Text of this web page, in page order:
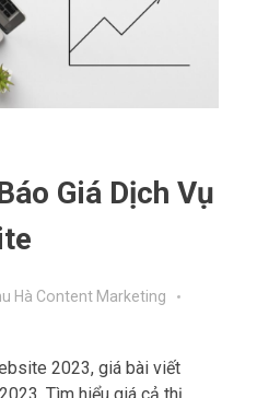
Giá Dịch Vụ
Hà Content Marketing
2023, giá bài viết
Tìm hiểu giá cả thị